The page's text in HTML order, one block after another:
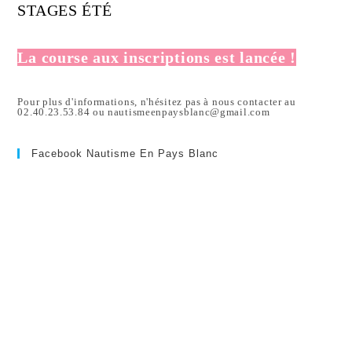
STAGES ÉTÉ
La course aux inscriptions est lancée !
Pour plus d'informations, n'hésitez pas à nous contacter au
02.40.23.53.84 ou nautismeenpaysblanc@gmail.com
Facebook Nautisme En Pays Blanc